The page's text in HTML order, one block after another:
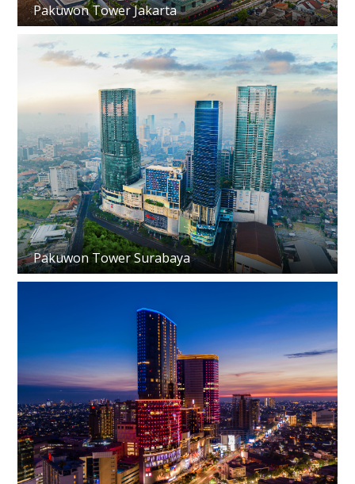
Pakuwon Tower Jakarta
Pakuwon Tower Surabaya